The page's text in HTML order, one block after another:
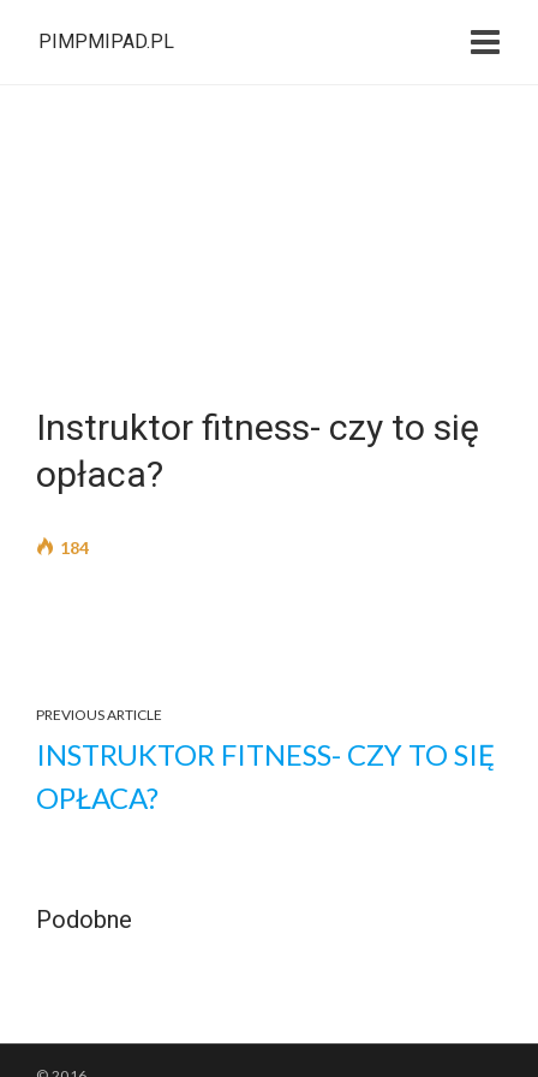
PIMPMIPAD.PL
Instruktor fitness- czy to się
opłaca?
184
PREVIOUS ARTICLE
INSTRUKTOR FITNESS- CZY TO SIĘ
OPŁACA?
Podobne